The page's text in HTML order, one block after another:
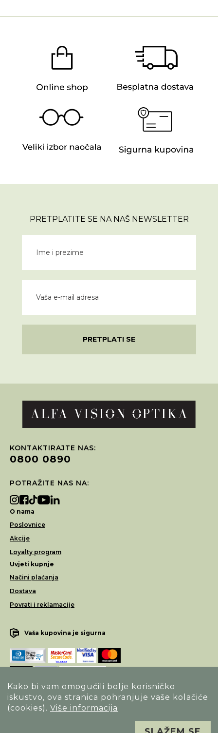
Kako bi vam omogućili bolje korisničko
iskustvo, ova stranica pohranjuje vaše kolačiće
(cookies). Više informacija
PRETPLATITE SE NA NAŠ NEWSLETTER
PRETPLATI SE
KONTAKTIRAJTE NAS:
0800 0890
POTRAŽITE NAS NA:
O nama
Poslovnice
Akcije
Loyalty program
Uvjeti kupnje
Načini plaćanja
Dostava
Povrati i reklamacije
Vaša kupovina je sigurna
Opći uvjeti poslovanja